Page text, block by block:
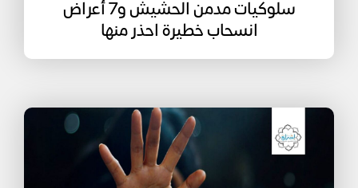
سلوكيات مدمن الحشيش و7 أعراض
انسحاب خطيرة احذر منها